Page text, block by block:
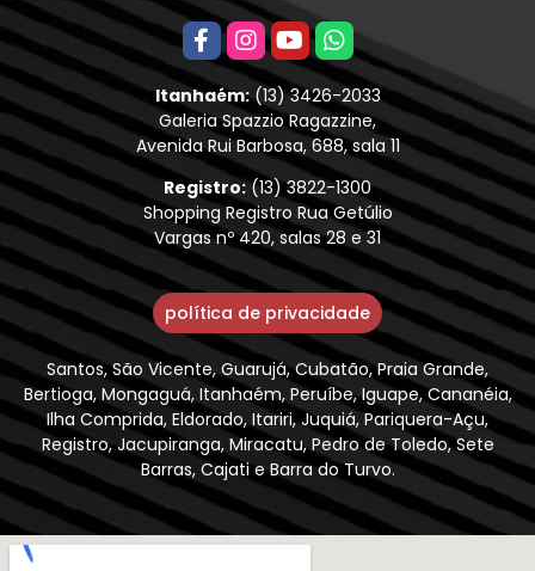
Itanhaém:(13) 3426-2033
Galeria Spazzio Ragazzine,
Avenida Rui Barbosa, 688, sala 11
Registro:(13) 3822-1300
Shopping Registro Rua Getúlio
Vargas nº 420, salas 28 e 31
política de privacidade
Santos, São Vicente, Guarujá, Cubatão, Praia Grande,
Bertioga, Mongaguá, Itanhaém, Peruíbe, Iguape, Cananéia,
Ilha Comprida, Eldorado, Itariri, Juquiá, Pariquera-Açu,
Registro, Jacupiranga, Miracatu, Pedro de Toledo, Sete
Barras, Cajati e Barra do Turvo.